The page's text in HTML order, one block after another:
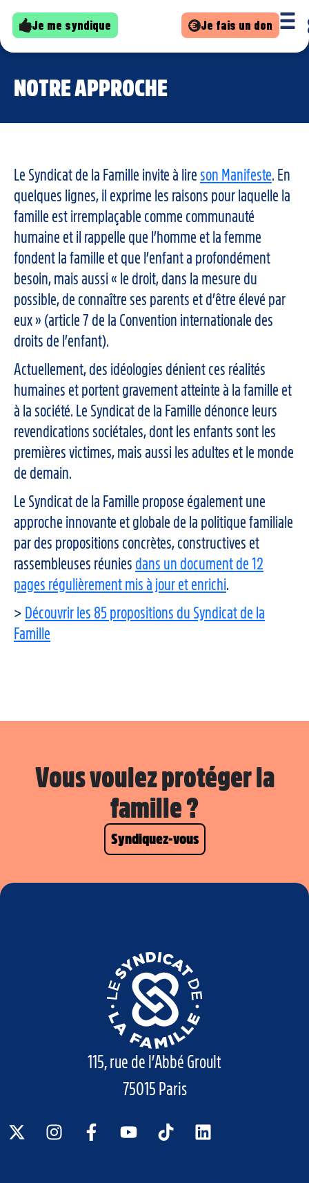
Je me syndique Je fais un don
NOTRE APPROCHE
Le Syndicat de la Famille invite à lire son Manifeste. En
quelques lignes, il exprime les raisons pour laquelle la
famille est irremplaçable comme communauté
humaine et il rappelle que l’homme et la femme
fondent la famille et que l’enfant a profondément
besoin, mais aussi « le droit, dans la mesure du
possible, de connaître ses parents et d’être élevé par
eux » (article 7 de la Convention internationale des
droits de l’enfant).
Actuellement, des idéologies dénient ces réalités
humaines et portent gravement atteinte à la famille et
à la société. Le Syndicat de la Famille dénonce leurs
revendications sociétales, dont les enfants sont les
premières victimes, mais aussi les adultes et le monde
de demain.
Le Syndicat de la Famille propose également une
approche innovante et globale de la politique familiale
par des propositions concrètes, constructives et
rassembleuses réunies dans un document de 12
pages régulièrement mis à jour et enrichi.
> Découvrir les 85 propositions du Syndicat de la
Famille
Vous voulez protéger la
famille ?
Syndiquez-vous
115, rue de l’Abbé Groult
75015 Paris